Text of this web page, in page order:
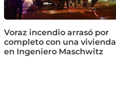
Voraz incendio arrasó por
completo con una vivienda
en Ingeniero Maschwitz